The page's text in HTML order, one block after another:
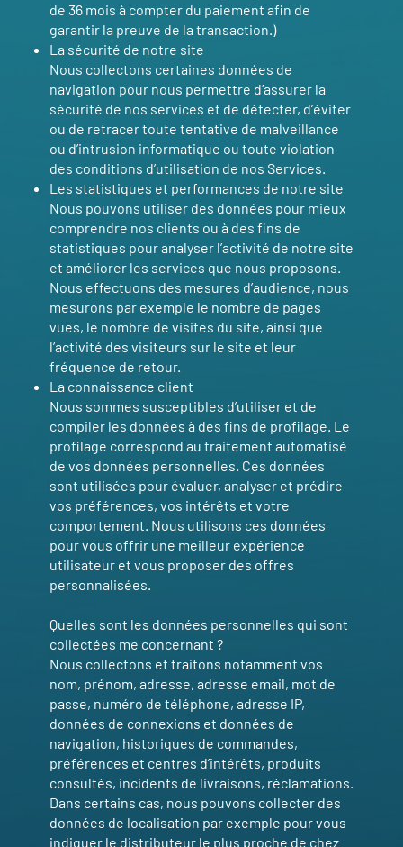
de 36 mois à compter du paiement afin de
garantir la preuve de la transaction.)
La sécurité de notre site
Nous collectons certaines données de
navigation pour nous permettre d’assurer la
sécurité de nos services et de détecter, d’éviter
ou de retracer toute tentative de malveillance
ou d’intrusion informatique ou toute violation
des conditions d’utilisation de nos Services.
Les statistiques et performances de notre site
Nous pouvons utiliser des données pour mieux
comprendre nos clients ou à des fins de
statistiques pour analyser l’activité de notre site
et améliorer les services que nous proposons.
Nous effectuons des mesures d’audience, nous
mesurons par exemple le nombre de pages
vues, le nombre de visites du site, ainsi que
l’activité des visiteurs sur le site et leur
fréquence de retour.
La connaissance client
Nous sommes susceptibles d’utiliser et de
compiler les données à des fins de profilage. Le
profilage correspond au traitement automatisé
de vos données personnelles. Ces données
sont utilisées pour évaluer, analyser et prédire
vos préférences, vos intérêts et votre
comportement. Nous utilisons ces données
pour vous offrir une meilleur expérience
utilisateur et vous proposer des offres
personnalisées.
Quelles sont les données personnelles qui sont
collectées me concernant ?
Nous collectons et traitons notamment vos
nom, prénom, adresse, adresse email, mot de
passe, numéro de téléphone, adresse IP,
données de connexions et données de
navigation, historiques de commandes,
préférences et centres d’intérêts, produits
consultés, incidents de livraisons, réclamations.
Dans certains cas, nous pouvons collecter des
données de localisation par exemple pour vous
indiquer le distributeur le plus proche de chez